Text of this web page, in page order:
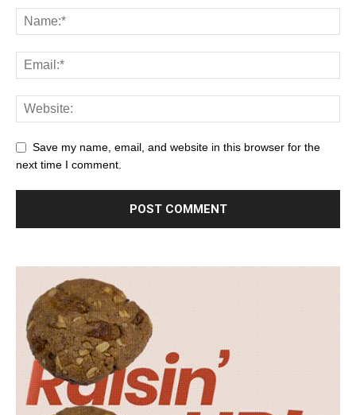
Save my name, email, and website in this browser for the
next time I comment.